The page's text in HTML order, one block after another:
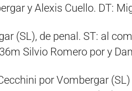
y Alexis Cuello. DT:
(SL), de penal. ST: al
Silvio Romero por y
por Vombergar